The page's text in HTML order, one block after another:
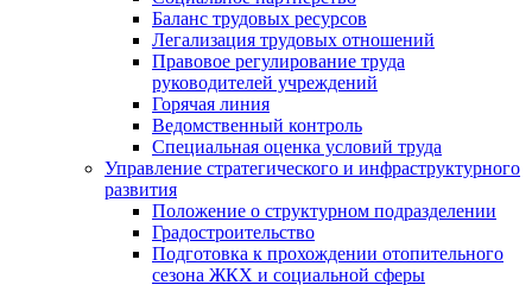
Баланс трудовых ресурсов
Легализация трудовых отношений
Правовое регулирование труда
руководителей учреждений
Горячая линия
Ведомственный контроль
Специальная оценка условий труда
Управление стратегического и инфраструктурного
развития
Положение о структурном подразделении
Градостроительство
Подготовка к прохождении отопительного
сезона ЖКХ и социальной сферы